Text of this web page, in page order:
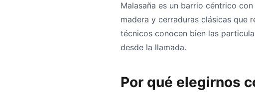
Malasaña es un barrio céntrico
madera y cerraduras clásicas que
técnicos conocen bien las
desde la llamada.
Por qué elegirnos